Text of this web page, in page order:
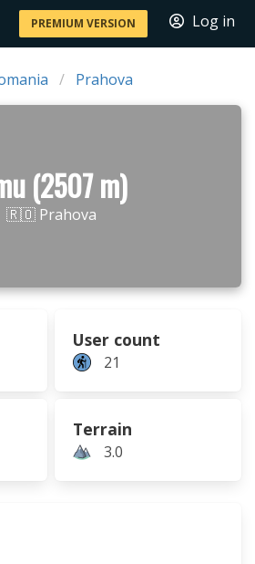
PREMIUM VERSION Log in
Prahova
(2507 m)
🇷🇴 Prahova
User count
21
Terrain
3.0